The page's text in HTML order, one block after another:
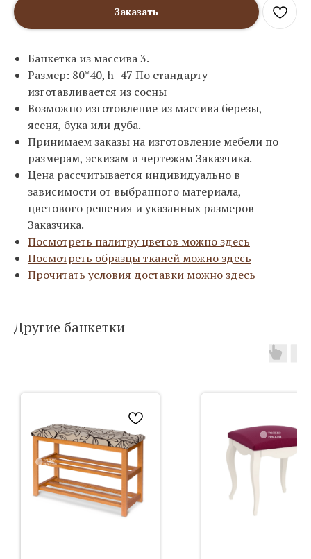
Заказать
Банкетка из массива 3.
Размер: 80*40, h=47 По стандарту
изготавливается из сосны
Возможно изготовление из массива березы,
ясеня, бука или дуба.
Принимаем заказы на изготовление мебели по
размерам, эскизам и чертежам Заказчика.
Цена рассчитывается индивидуально в
зависимости от выбранного материала,
цветового решения и указанных размеров
Заказчика.
Посмотреть палитру цветов можно здесь
Посмотреть образцы тканей можно здесь
Прочитать условия доставки можно здесь
Другие банкетки